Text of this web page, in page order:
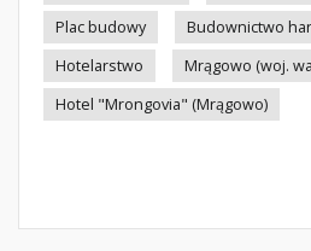
Plac budowy
Budownictwo
Hotelarstwo
Mrągowo (woj.
Hotel "Mrongovia" (Mrągowo)